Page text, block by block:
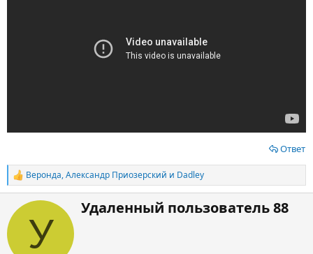
Ответ
Р
е
к
Веронда,Александр Приозерский и Dadley
У
А
в
Удаленный пользователь 88